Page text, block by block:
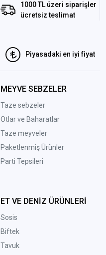
1000 TL üzeri siparişler
ücretsiz teslimat
Piyasadaki en iyi fiyat
MEYVE SEBZELER
Taze sebzeler
Otlar ve Baharatlar
Taze meyveler
Paketlenmiş Ürünler
Parti Tepsileri
ET VE DENİZ ÜRÜNLERİ
Sosis
Biftek
Tavuk